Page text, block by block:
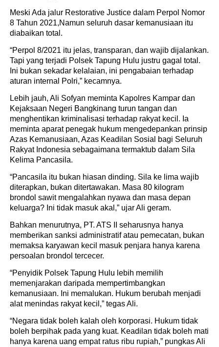
Meski Ada jalur Restorative Justice dalam Perpol Nomor
8 Tahun 2021,Namun seluruh dasar kemanusiaan itu
diabaikan total.
“Perpol 8/2021 itu jelas, transparan, dan wajib dijalankan.
Tapi yang terjadi Polsek Tapung Hulu justru gagal total.
Ini bukan sekadar kelalaian, ini pengabaian terhadap
aturan internal Polri,” kecamnya.
Lebih jauh, Ali Sofyan meminta Kapolres Kampar dan
Kejaksaan Negeri Bangkinang turun tangan dan
menghentikan kriminalisasi terhadap rakyat kecil. Ia
meminta aparat penegak hukum mengedepankan prinsip
Azas Kemanusiaan, Azas Keadilan Sosial bagi Seluruh
Rakyat Indonesia sebagaimana termaktub dalam Sila
Kelima Pancasila.
“Pancasila itu bukan hiasan dinding. Sila ke lima wajib
diterapkan, bukan ditertawakan. Masa 80 kilogram
brondol sawit mengalahkan nyawa dan masa depan
keluarga? Ini tidak masuk akal,” ujar Ali geram.
Bahkan menurutnya, PT. ATS II seharusnya hanya
memberikan sanksi administratif atau pemecatan, bukan
memaksa karyawan kecil masuk penjara hanya karena
persoalan brondol tercecer.
“Penyidik Polsek Tapung Hulu lebih memilih
memenjarakan daripada mempertimbangkan
kemanusiaan. Ini memalukan. Hukum berubah menjadi
alat menindas rakyat kecil,” tegas Ali.
“Negara tidak boleh kalah oleh korporasi. Hukum tidak
boleh berpihak pada yang kuat. Keadilan tidak boleh mati
hanya karena uang empat ratus ribu rupiah,” pungkas Ali